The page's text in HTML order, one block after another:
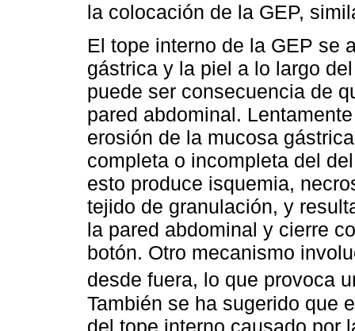
la colocación de la GEP,
El tope interno de la GEP se
gástrica y la piel a lo largo
puede ser consecuencia de
pared abdominal.
erosión de la mucosa
completa o incompleta del
esto produce isquemia,
tejido de granulación, y
la pared abdominal y cierre
botón. Otro mecanismo
desde fuera, lo que provoca
También se ha sugerido que
del tope interno causado por